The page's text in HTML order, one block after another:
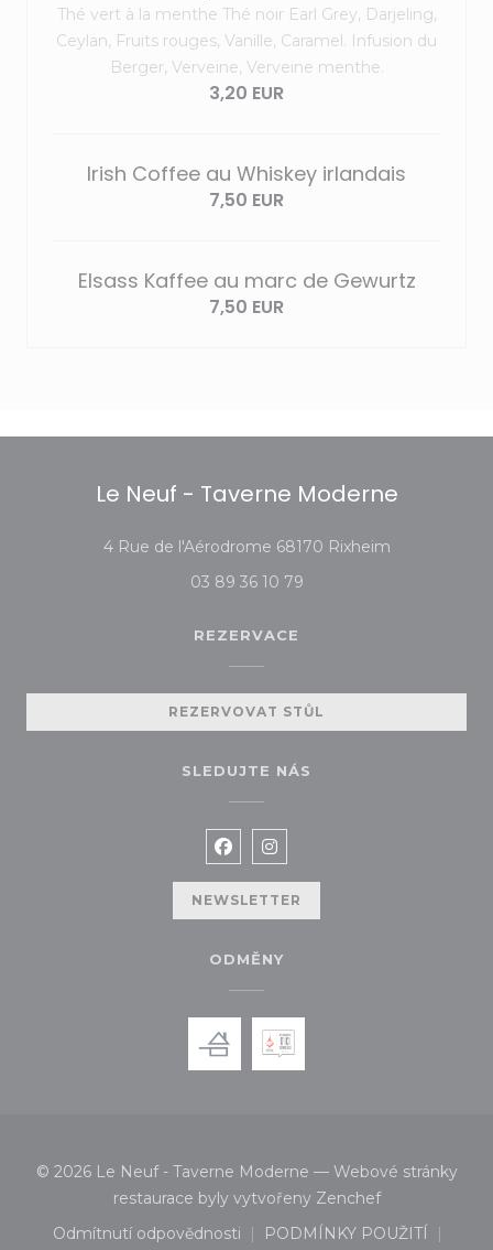
Thé vert à la menthe Thé noir Earl Grey, Darjeling,
Ceylan, Fruits rouges, Vanille, Caramel. Infusion du
Berger, Verveine, Verveine menthe.
3,20 EUR
Irish Coffee au Whiskey irlandais
7,50 EUR
Elsass Kaffee au marc de Gewurtz
7,50 EUR
Le Neuf - Taverne Moderne
4 Rue de l'Aérodrome 68170 Rixheim((otevře se v
03 89 36 10 79
REZERVACE
REZERVOVAT STŮL
SLEDUJTE NÁS
Facebook ((otevře se v novém
Instagram ((otevře se v
NEWSLETTER
ODMĚNY
© 2026 Le Neuf - Taverne Moderne — Webové stránky
restaurace byly vytvořeny Zenchef((otevře se v
Odmítnutí odpovědnosti
((otevře se v novém okně))
PODMÍNKY POUŽITÍ
((otevře se v